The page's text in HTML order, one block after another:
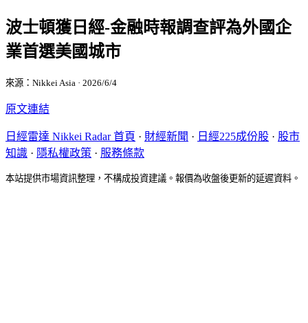
波士頓獲日經-金融時報調查評為外國企
業首選美國城市
來源：Nikkei Asia · 2026/6/4
原文連結
日經雷達 Nikkei Radar 首頁 · 財經新聞 · 日經225成份股 · 股市
知識 · 隱私權政策 · 服務條款
本站提供市場資訊整理，不構成投資建議。報價為收盤後更新的延遲資料。